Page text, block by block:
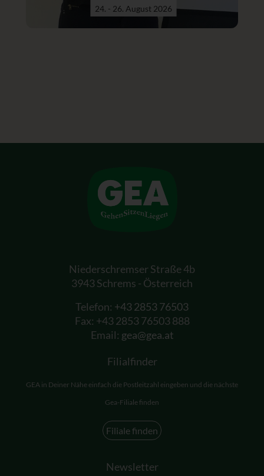
24. - 26. August 2026
Niederschremser Straße 4b
3943 Schrems - Österreich
Telefon: +43 2853 76503
Fax: +43 2853 76503 888
Email: gea@gea.at
Filialfinder
GEA in Deiner Nähe einfach die Postleitzahl eingeben und die nächste
Gea-Filiale finden
Filiale finden
Newsletter